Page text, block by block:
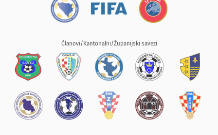
Članovi/Kantonalni/Županijski savezi